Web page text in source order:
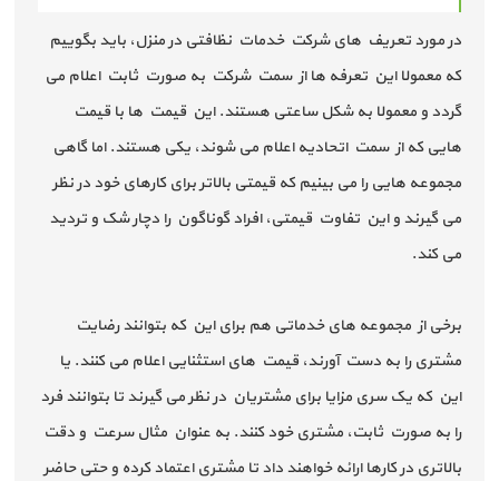
در مورد تعریف های شرکت خدمات نظافتی در منزل، باید بگوییم
که معمولا این تعرفه ها از سمت شرکت به صورت ثابت اعلام می
گردد و معمولا به شکل ساعتی هستند. این قیمت ها با قیمت
هایی که از سمت اتحادیه اعلام می شوند، یکی هستند. اما گاهی
مجموعه هایی را می بینیم که قیمتی بالاتر برای کارهای خود در نظر
می گیرند و این تفاوت قیمتی، افراد گوناگون را دچار شک و تردید
می کند.
برخی از مجموعه های خدماتی هم برای این که بتوانند رضایت
مشتری را به دست آورند، قیمت های استثنایی اعلام می کنند. یا
این که یک سری مزایا برای مشتریان در نظر می گیرند تا بتوانند فرد
را به صورت ثابت، مشتری خود کنند. به عنوان مثال سرعت و دقت
بالاتری در کارها ارائه خواهند داد تا مشتری اعتماد کرده و حتی حاضر